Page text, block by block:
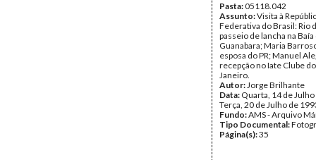
Pasta:05118.042
Assunto:Visita à
Federativa do Brasil: Rio
passeio de lancha na Baía
Guanabara; Maria
esposa do PR; Manuel
recepção no Iate Clube
Janeiro.
Autor:Jorge Brilhante
Data: Quarta, 14 de
Terça, 20 de Julho de
Fundo:AMS - Arquivo
Tipo Documental:
Página(s):35